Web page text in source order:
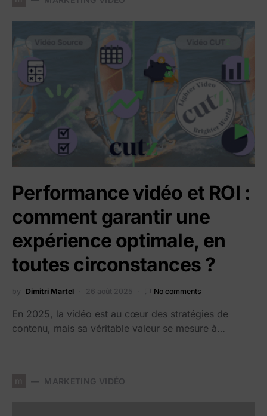
Performance vidéo et ROI :
comment garantir une
expérience optimale, en
toutes circonstances ?
by Dimitri Martel 26 août 2025 No comments
En 2025, la vidéo est au cœur des stratégies de
contenu, mais sa véritable valeur se mesure à…
MARKETING VIDÉO